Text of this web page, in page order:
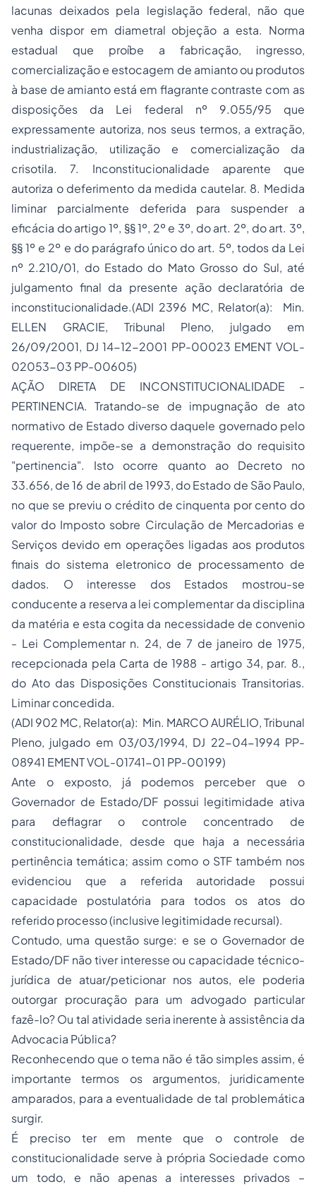
lacunas deixados pela legislação federal, não que
venha dispor em diametral objeção a esta. Norma
estadual que proíbe a fabricação, ingresso,
comercialização e estocagem de amianto ou produtos
à base de amianto está em flagrante contraste com as
disposições da Lei federal nº 9.055/95 que
expressamente autoriza, nos seus termos, a extração,
industrialização, utilização e comercialização da
crisotila. 7. Inconstitucionalidade aparente que
autoriza o deferimento da medida cautelar. 8. Medida
liminar parcialmente deferida para suspender a
eficácia do artigo 1º, §§ 1º, 2º e 3º, do art. 2º, do art. 3º,
§§ 1º e 2º e do parágrafo único do art. 5º, todos da Lei
nº 2.210/01, do Estado do Mato Grosso do Sul, até
julgamento final da presente ação declaratória de
inconstitucionalidade.(ADI 2396 MC, Relator(a): Min.
ELLEN GRACIE, Tribunal Pleno, julgado em
26/09/2001, DJ 14-12-2001 PP-00023 EMENT VOL-
02053-03 PP-00605)
AÇÃO DIRETA DE INCONSTITUCIONALIDADE -
PERTINENCIA. Tratando-se de impugnação de ato
normativo de Estado diverso daquele governado pelo
requerente, impõe-se a demonstração do requisito
"pertinencia". Isto ocorre quanto ao Decreto no
33.656, de 16 de abril de 1993, do Estado de São Paulo,
no que se previu o crédito de cinquenta por cento do
valor do Imposto sobre Circulação de Mercadorias e
Serviços devido em operações ligadas aos produtos
finais do sistema eletronico de processamento de
dados. O interesse dos Estados mostrou-se
conducente a reserva a lei complementar da disciplina
da matéria e esta cogita da necessidade de convenio
- Lei Complementar n. 24, de 7 de janeiro de 1975,
recepcionada pela Carta de 1988 - artigo 34, par. 8.,
do Ato das Disposições Constitucionais Transitorias.
Liminar concedida.
(ADI 902 MC, Relator(a): Min. MARCO AURÉLIO, Tribunal
Pleno, julgado em 03/03/1994, DJ 22-04-1994 PP-
08941 EMENT VOL-01741-01 PP-00199)
Ante o exposto, já podemos perceber que o
Governador de Estado/DF possui legitimidade ativa
para deflagrar o controle concentrado de
constitucionalidade, desde que haja a necessária
pertinência temática; assim como o STF também nos
evidenciou que a referida autoridade possui
capacidade postulatória para todos os atos do
referido processo (inclusive legitimidade recursal).
Contudo, uma questão surge: e se o Governador de
Estado/DF não tiver interesse ou capacidade técnico-
jurídica de atuar/peticionar nos autos, ele poderia
outorgar procuração para um advogado particular
fazê-lo? Ou tal atividade seria inerente à assistência da
Advocacia Pública?
Reconhecendo que o tema não é tão simples assim, é
importante termos os argumentos, juridicamente
amparados, para a eventualidade de tal problemática
surgir.
É preciso ter em mente que o controle de
constitucionalidade serve à própria Sociedade como
um todo, e não apenas a interesses privados –